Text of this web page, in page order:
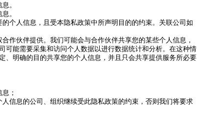
。
。
个人信息，且受本隐私政策中所声明目的的约束。关联公司如
作伙伴提供。我们可能会与合作伙伴共享您的某些个人信息，
可能需要采集和访问个人数据以进行数据统计和分析。在这种情
、明确的目的共享您的个人信息，并且只会共享提供服务所必要
；
信息的公司、组织继续受此隐私政策的约束，否则我们将要求